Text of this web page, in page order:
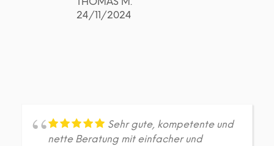
THOMAS M.
24/11/2024
Sehr gute, kompetente und
nette Beratung mit einfacher und